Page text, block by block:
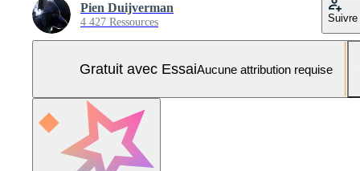
Pien Duijverman
4 427 Ressources Suivre
Gratuit avec EssaiAucune attribution requise